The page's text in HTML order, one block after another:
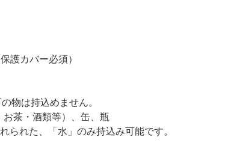
護カバー必須）
物は持込めません。
茶・酒類等）、缶、瓶
れた、「水」のみ持込み可能です。